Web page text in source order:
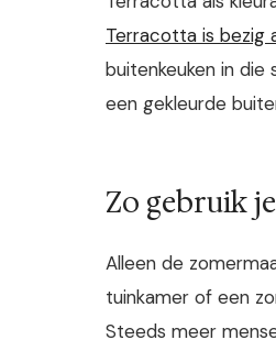
Terracotta is bezig
buitenkeuken in
een gekleurde
Zo gebruik
Alleen de
tuinkamer of een
Steeds meer